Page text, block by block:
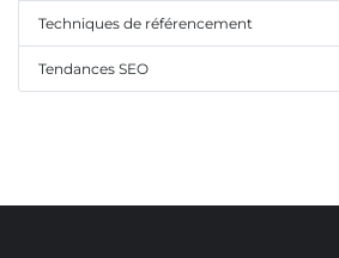
Techniques de référencement
Tendances SEO